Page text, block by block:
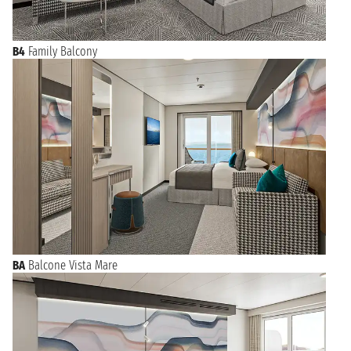
B4 Family Balcony
BA Balcone Vista Mare